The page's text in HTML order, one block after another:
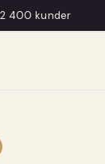
♛Fri frakt över 599